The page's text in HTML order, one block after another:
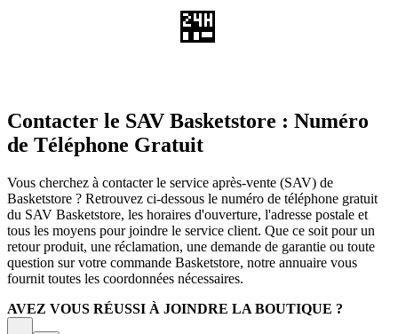
🏪
Contacter le SAV Basketstore : Numéro
de Téléphone Gratuit
Vous cherchez à contacter le service après-vente (SAV) de
Basketstore ? Retrouvez ci-dessous le numéro de téléphone gratuit
du SAV Basketstore, les horaires d'ouverture, l'adresse postale et
tous les moyens pour joindre le service client. Que ce soit pour un
retour produit, une réclamation, une demande de garantie ou toute
question sur votre commande Basketstore, notre annuaire vous
fournit toutes les coordonnées nécessaires.
AVEZ VOUS RÉUSSI À JOINDRE LA BOUTIQUE ?